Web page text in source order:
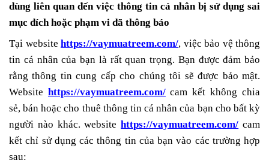
dùng liên quan đến việc thông tin cá nhân bị sử dụng sai
mục đích hoặc phạm vi đã thông báo
Tại website https://vaymuatreem.com/, việc bảo vệ thông
tin cá nhân của bạn là rất quan trọng. Bạn được đảm bảo
rằng thông tin cung cấp cho chúng tôi sẽ được bảo mật.
Website https://vaymuatreem.com/ cam kết không chia
sẻ, bán hoặc cho thuê thông tin cá nhân của bạn cho bất kỳ
người nào khác. websitehttps://vaymuatreem.com/ cam
kết chỉ sử dụng các thông tin của bạn vào các trường hợp
sau: